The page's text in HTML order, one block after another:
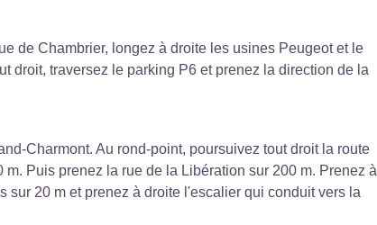
de Chambrier, longez à droite les usines Peugeot et le
droit, traversez le parking P6 et prenez la direction de la
Charmont. Au rond-point, poursuivez tout droit la route
m. Puis prenez la rue de la Libération sur 200 m. Prenez à
sur 20 m et prenez à droite l'escalier qui conduit vers la